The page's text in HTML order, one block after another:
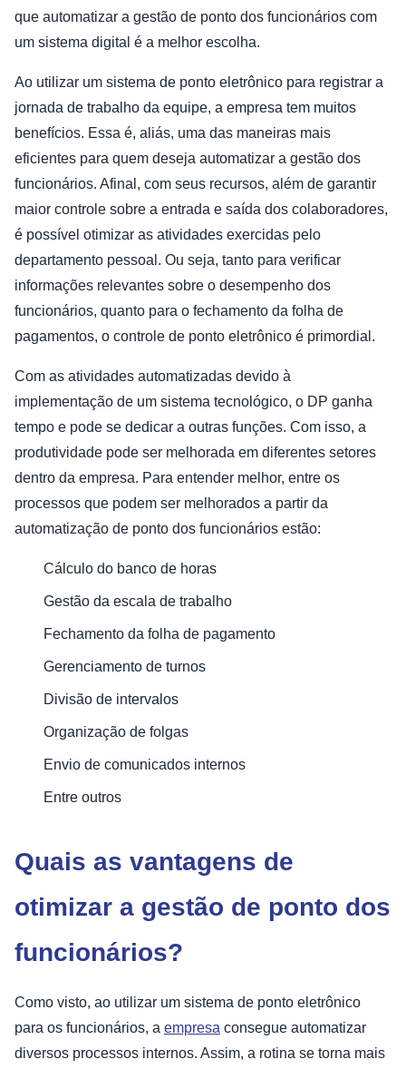
que automatizar a gestão de ponto dos funcionários com
um sistema digital é a melhor escolha.
Ao utilizar um sistema de ponto eletrônico para registrar a
jornada de trabalho da equipe, a empresa tem muitos
benefícios. Essa é, aliás, uma das maneiras mais
eficientes para quem deseja automatizar a gestão dos
funcionários. Afinal, com seus recursos, além de garantir
maior controle sobre a entrada e saída dos colaboradores,
é possível otimizar as atividades exercidas pelo
departamento pessoal. Ou seja, tanto para verificar
informações relevantes sobre o desempenho dos
funcionários, quanto para o fechamento da folha de
pagamentos, o controle de ponto eletrônico é primordial.
Com as atividades automatizadas devido à
implementação de um sistema tecnológico, o DP ganha
tempo e pode se dedicar a outras funções. Com isso, a
produtividade pode ser melhorada em diferentes setores
dentro da empresa. Para entender melhor, entre os
processos que podem ser melhorados a partir da
automatização de ponto dos funcionários estão:
Cálculo do banco de horas
Gestão da escala de trabalho
Fechamento da folha de pagamento
Gerenciamento de turnos
Divisão de intervalos
Organização de folgas
Envio de comunicados internos
Entre outros
Quais as vantagens de
otimizar a gestão de ponto dos
funcionários?
Como visto, ao utilizar um sistema de ponto eletrônico
para os funcionários, a empresa consegue automatizar
diversos processos internos. Assim, a rotina se torna mais